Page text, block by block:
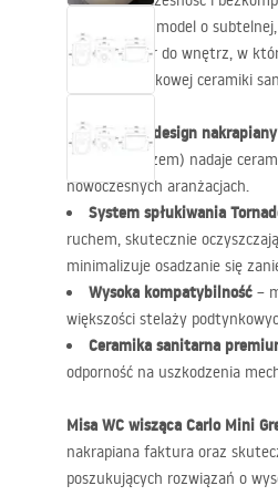
kompaktowy model o
idealny wybór do wnętrz, w
wysokogatunkowej ceramiki
Unikalny design nakrapiany
szarości z beżem) nadaje
nowoczesnych aranżacjach.
System spłukiwania
ruchem, skutecznie
minimalizuje osadzanie się
Wysoka kompatybilność –
większości stelaży
Ceramika sanitarna
odporność na uszkodzenia
Misa WC wisząca Carlo Mini
nakrapiana faktura oraz
poszukujących rozwiązań o